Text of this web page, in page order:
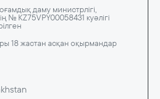
даму министрлігі,
№ KZ75VPY00058431 куәлігі
18 жастан асқан оқырмандар